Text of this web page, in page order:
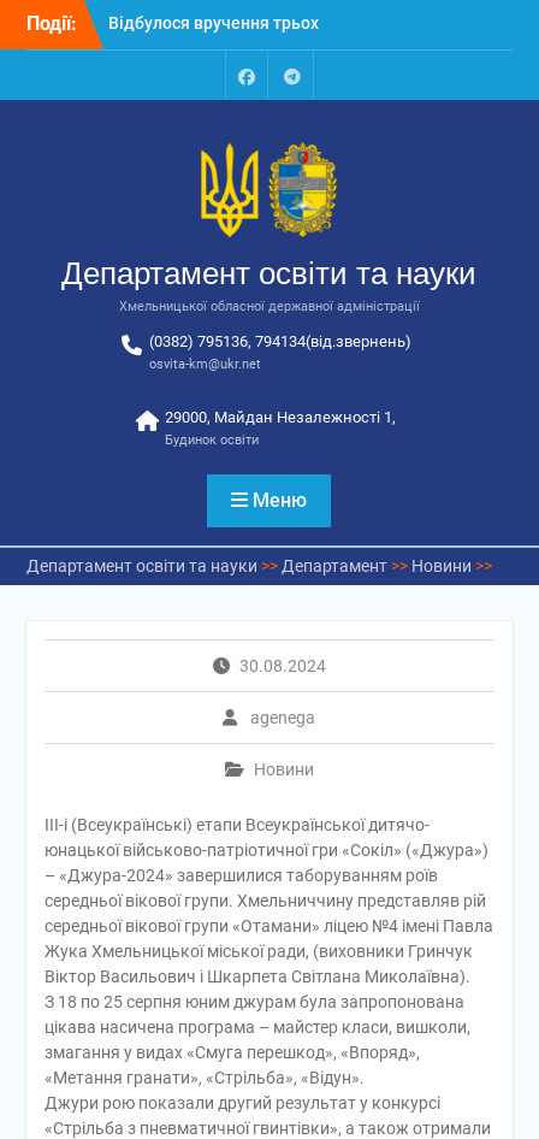
Перейти
Події:
автобусів для потреб
закладів освіти
Відбулося засідання
колегії Департаменту
державної адміністрації
Відбулась обласна
відповідальних за
виховання
FacebookTalegram
Департамент освіти та науки
Хмельницької обласної державної адміністрації
(0382) 795136, 794134(від.звернень)
osvita-km@ukr.net
29000, Майдан Незалежності 1,
Будинок освіти
Меню
Департамент освіти та науки >> Департамент>> Новини >>
30.08.2024
agenega
Новини
ІІІ-і (Всеукраїнські) етапи Всеукраїнської дитячо-
юнацької військово-патріотичної гри «Сокіл» («Джура»)
– «Джура-2024» завершилися таборуванням роїв
середньої вікової групи. Хмельниччину представляв рій
середньої вікової групи «Отамани» ліцею №4 імені Павла
Жука Хмельницької міської ради, (виховники Гринчук
Віктор Васильович і Шкарпета Світлана Миколаївна).
З 18 по 25 серпня юним джурам була запропонована
цікава насичена програма – майстер класи, вишколи,
змагання у видах «Смуга перешкод», «Впоряд»,
«Метання гранати», «Стрільба», «Відун».
Джури рою показали другий результат у конкурсі
«Стрільба з пневматичної гвинтівки», а також отримали